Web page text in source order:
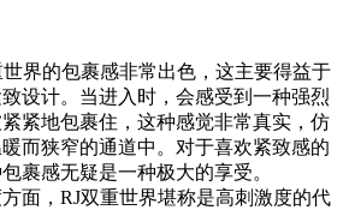
世界的包裹感非常出色，这主要得益于
设计。当进入时，会感受到一种强烈
紧地包裹住，这种感觉非常真实，仿
而狭窄的通道中。对于喜欢紧致感的
裹感无疑是一种极大的享受。
方面，RJ双重世界堪称是高刺激度的代